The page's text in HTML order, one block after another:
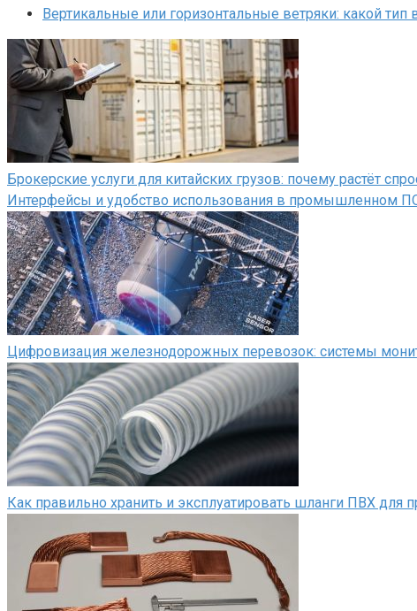
Вертикальные или горизонтальные ветряки: какой
Брокерские услуги для китайских грузов: почему растёт
Интерфейсы и удобство использования в промышленном
Цифровизация железнодорожных перевозок: системы
Как правильно хранить и эксплуатировать шланги ПВХ для